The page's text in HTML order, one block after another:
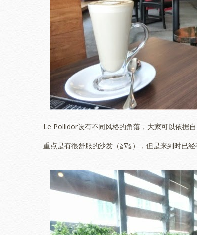
Le Pollidor设有不同风格的角落，大家可以依据
重点是有很舒服的沙发（≧∇≦），但是来到时已